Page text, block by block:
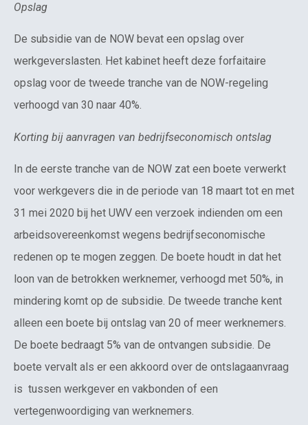
Opslag
De subsidie van de NOW bevat een opslag over
werkgeverslasten. Het kabinet heeft deze forfaitaire
opslag voor de tweede tranche van de NOW-regeling
verhoogd van 30 naar 40%.
Korting bij aanvragen van bedrijfseconomisch ontslag
In de eerste tranche van de NOW zat een boete verwerkt
voor werkgevers die in de periode van 18 maart tot en met
31 mei 2020 bij het UWV een verzoek indienden om een
arbeidsovereenkomst wegens bedrijfseconomische
redenen op te mogen zeggen. De boete houdt in dat het
loon van de betrokken werknemer, verhoogd met 50%, in
mindering komt op de subsidie. De tweede tranche kent
alleen een boete bij ontslag van 20 of meer werknemers.
De boete bedraagt 5% van de ontvangen subsidie. De
boete vervalt als er een akkoord over de ontslagaanvraag
is tussen werkgever en vakbonden of een
vertegenwoordiging van werknemers.